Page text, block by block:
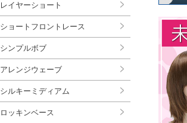
レイヤーショート
ショートフロントレース
シンプルボブ
アレンジウェーブ
シルキーミディアム
ロッキンベース